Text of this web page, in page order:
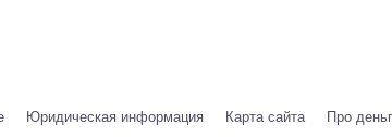
Юридическая информация Карта сайта Про